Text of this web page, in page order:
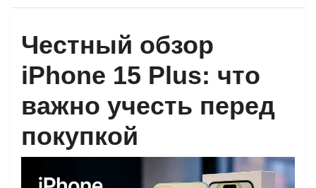
Честный обзор
iPhone 15 Plus: что
важно учесть перед
покупкой